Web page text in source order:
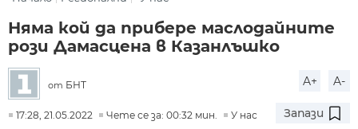
Няма кой да прибере маслодайните
рози Дамасцена в Казанлъшко
от БНТ A+ A-
17:28, 21.05.2022 Чете се за: 00:32 мин. У нас Запази